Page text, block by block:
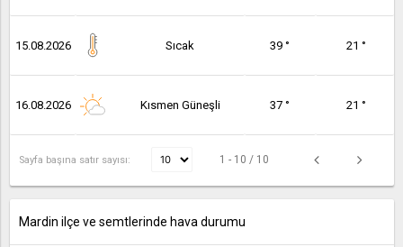
15.08.2026 Sıcak 39 ° 21 °
16.08.2026 Kısmen Güneşli 37 ° 21 °
Sayfa başına satır sayısı: 1 - 10 / 10
Mardin ilçe ve semtlerinde hava durumu